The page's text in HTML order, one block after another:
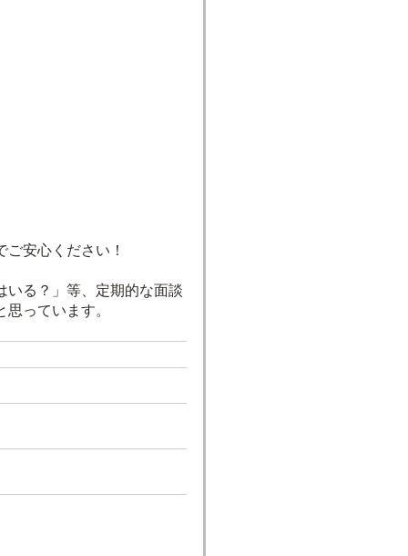
安心ください！
いる？」等、定期的な面談
っています。